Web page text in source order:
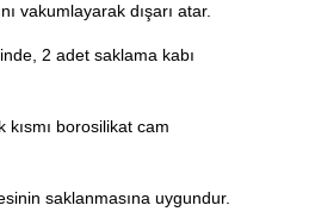
vakumlayarak dışarı atar.
2 adet saklama kabı
borosilikat cam
saklanmasına uygundur.